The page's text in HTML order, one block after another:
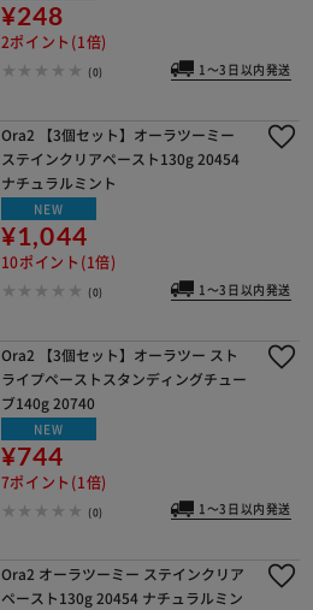
¥248
2ポイント(1倍)
(0) 1～3日以内発送
Ora2 【3個セット】オーラツーミー
ステインクリアペースト130g 20454
ナチュラルミント
NEW
¥1,044
10ポイント(1倍)
(0) 1～3日以内発送
Ora2 【3個セット】オーラツー スト
ライプペーストスタンディングチュー
ブ140g 20740
NEW
¥744
7ポイント(1倍)
(0) 1～3日以内発送
Ora2 オーラツーミー ステインクリア
ペースト130g 20454 ナチュラルミン